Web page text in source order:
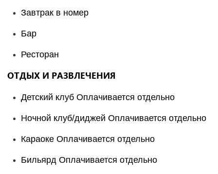
Завтрак в номер
Бар
Ресторан
ОТДЫХ И РАЗВЛЕЧЕНИЯ
Детский клуб Оплачивается отдельно
Ночной клуб/диджей Оплачивается отдельно
Караоке Оплачивается отдельно
Бильярд Оплачивается отдельно